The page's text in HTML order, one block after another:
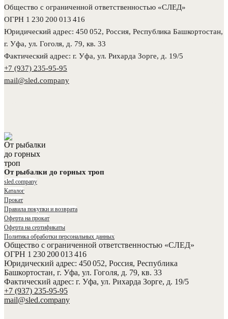
Общество с ограниченной ответственностью «СЛЕД»
ОГРН 1 230 200 013 416
Юридический адрес: 450 052, Россия, Республика Башкортостан,
г. Уфа, ул. Гоголя, д. 79, кв. 33
Фактический адрес: г. Уфа, ул. Рихарда Зорге, д. 19/5
+7 (937) 235-95-95
mail@sled.company
От рыбалки до горных троп
sled.company
Каталог
Прокат
Правила покупки и возврата
Оферта на прокат
Оферта на сертификаты
Политика обработки персональных данных
Общество с ограниченной ответственностью «СЛЕД»
ОГРН 1 230 200 013 416
Юридический адрес: 450 052, Россия, Республика
Башкортостан, г. Уфа, ул. Гоголя, д. 79, кв. 33
Фактический адрес: г. Уфа, ул. Рихарда Зорге, д. 19/5
+7 (937) 235-95-95
mail@sled.company